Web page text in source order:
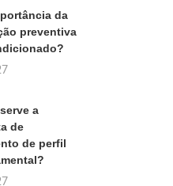
da
preventiva
a
de
de perfil